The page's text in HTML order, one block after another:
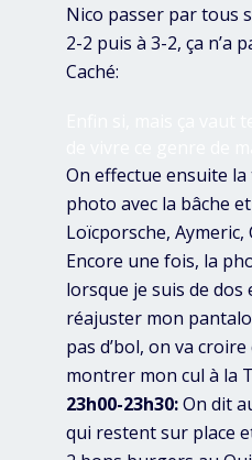
Nico passer par tous
2-2 puis à 3-2, ça n’a
Caché:
On effectue ensuite
photo avec la bâche
Loïcporsche, Aymeric,
Encore une fois, la
lorsque je suis de dos
réajuster mon
pas d’bol, on va croire
montrer mon cul à la
23h00-23h30:On dit
qui restent sur place